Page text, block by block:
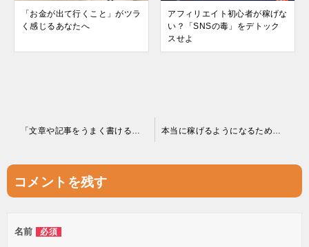
「お金が出て行くこと」がツラ
く感じるあなたへ
アフィリエイト初心者が稼げな
い？「SNSの毒」をデトック
スせよ
ナ
ビ
ー
「文章や記事をうまく書ける自信が無い」あなたへ 本当に稼げるようになるための、お金の２つの認識変更とは？
コメントを残す
名前 必須